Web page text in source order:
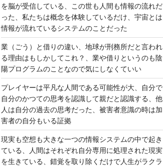
を脳が受信している、この世も人間も情報の流れだ
った、私たちは概念を体験しているだけ、宇宙とは
情報が流れているシステムのことだった
業（ごう）と借りの違い、地球が刑務所だと言われ
る理由はもしかしてこれ？、業や借りというのも陰
陽プログラムのことなので気にしなくていい
プレイヤーは平凡な人間である可能性が大、自分で
自分のかつての思考を認識して親だと認識する、他
人は自分の過去の思考だった、被害者意識の時は加
害者の自分もいる証拠
現実も空想も大きな一つの情報システムの中で起き
ている、人間はそれぞれ自分専用に処理された現実
を生きている、錯覚を取り除くだけで人生がラクラ